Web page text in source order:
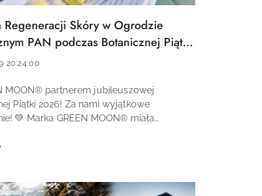
Regeneracji Skóry w Ogrodzie
PAN podczas Botanicznej Piątki
20:24:00
MOON® partnerem jubileuszowej
Piątki 2026! Za nami wyjątkowe
💚 Marka GREEN MOON® miała
Piątki, która odbyła się w przepięknym